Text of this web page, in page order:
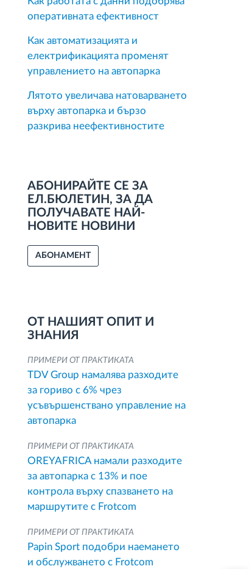
оперативната ефективност
Как автоматизацията и
електрификацията променят
управлението на автопарка
Лятото увеличава натоварването
върху автопарка и бързо
разкрива неефективностите
АБОНИРАЙТЕ СЕ ЗА
ЕЛ.БЮЛЕТИН, ЗА ДА
ПОЛУЧАВАТЕ НАЙ-
НОВИТЕ НОВИНИ
АБОНАМЕНТ
ОТ НАШИЯТ ОПИТ И
ЗНАНИЯ
ПРИМЕРИ ОТ ПРАКТИКАТА
TDV Group намалява разходите
за гориво с 6% чрез
усъвършенствано управление на
автопарка
ПРИМЕРИ ОТ ПРАКТИКАТА
OREYAFRICA намали разходите
за автопарка с 13% и пое
контрола върху спазването на
маршрутите с Frotcom
ПРИМЕРИ ОТ ПРАКТИКАТА
Papin Sport подобри наемането
и обслужването с Frotcom